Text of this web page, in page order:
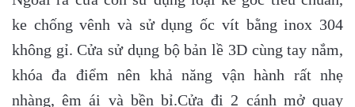
ke chống vênh và sử dụng ốc vít bằng inox 304
không gỉ. Cửa sử dụng bộ bản lề 3D cùng tay nắm,
khóa đa điểm nên khả năng vận hành rất nhẹ
nhàng, êm ái và bền bỉ.Cửa đi 2 cánh mở quay